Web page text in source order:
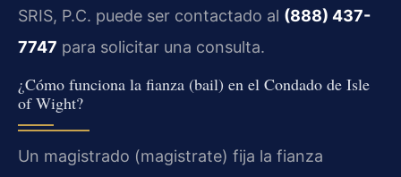
SRIS, P.C. puede ser contactado al (888) 437-
7747 para solicitar una consulta.
¿Cómo funciona la fianza (bail) en el Condado de Isle
of Wight?
Un magistrado (magistrate) fija la fianza